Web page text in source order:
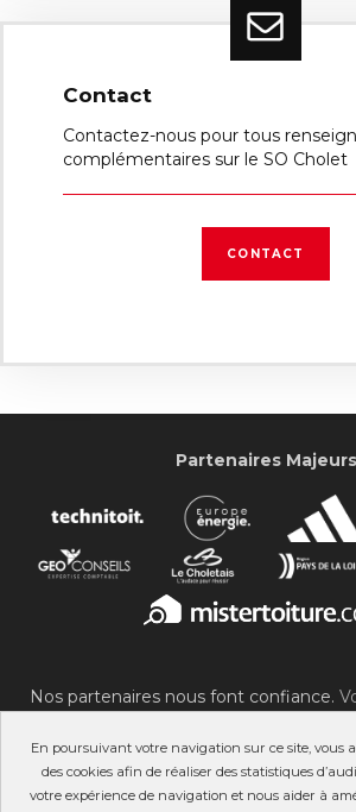
En poursuivant votre navigation sur ce site, vous
des cookies afin de réaliser des statistiques
votre expérience de navigation et nous aider à
Contact
Contactez-nous pour tous
complémentaires sur le SO Cholet
CONTACT
Partenaires Majeurs
Nos partenaires nous font confiance.